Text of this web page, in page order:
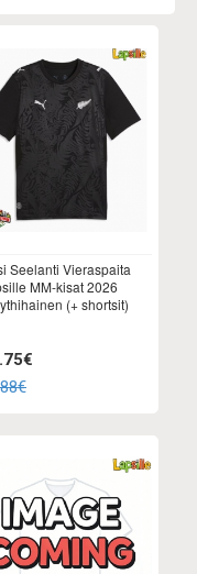
Seelanti Vieraspaita
MM-kisat 2026
(+ shortsit)